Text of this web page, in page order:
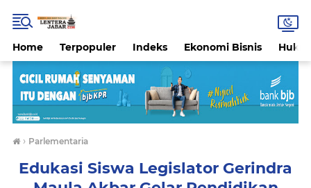
Home Terpopuler Indeks Ekonomi Bisnis
› Parlementaria
Edukasi Siswa Legislator Gerindra